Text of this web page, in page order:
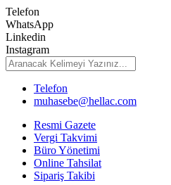
Telefon
WhatsApp
Linkedin
Instagram
Telefon
muhasebe@hellac.com
Resmi Gazete
Vergi Takvimi
Büro Yönetimi
Online Tahsilat
Sipariş Takibi